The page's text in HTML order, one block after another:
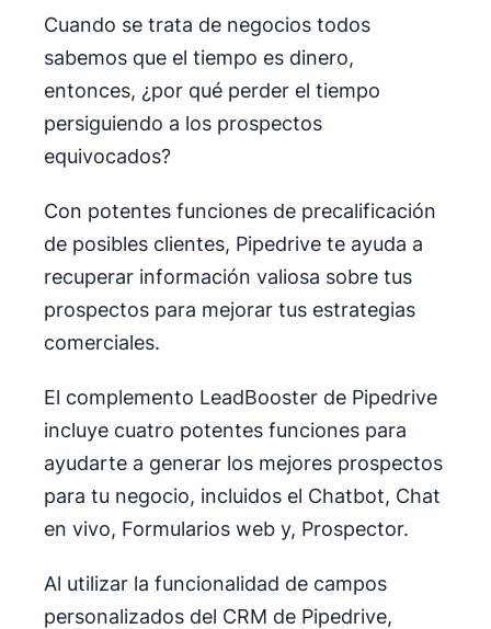
Cuando se trata de negocios todos
sabemos que el tiempo es dinero,
entonces, ¿por qué perder el tiempo
persiguiendo a los prospectos
equivocados?
Con potentes funciones de precalificación
de posibles clientes, Pipedrive te ayuda a
recuperar información valiosa sobre tus
prospectos para mejorar tus estrategias
comerciales.
El complemento LeadBooster de Pipedrive
incluye cuatro potentes funciones para
ayudarte a generar los mejores prospectos
para tu negocio, incluidos el Chatbot, Chat
en vivo, Formularios web y, Prospector.
Al utilizar la funcionalidad de campos
personalizados del CRM de Pipedrive,